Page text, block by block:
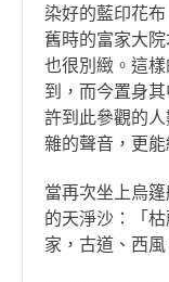
染好的藍印花
舊時的富家大
也很別緻。這
到，而今置身
許到此參觀的
雜的聲音，更能
當再次坐上烏
的天淨沙：「
家，古道、西風